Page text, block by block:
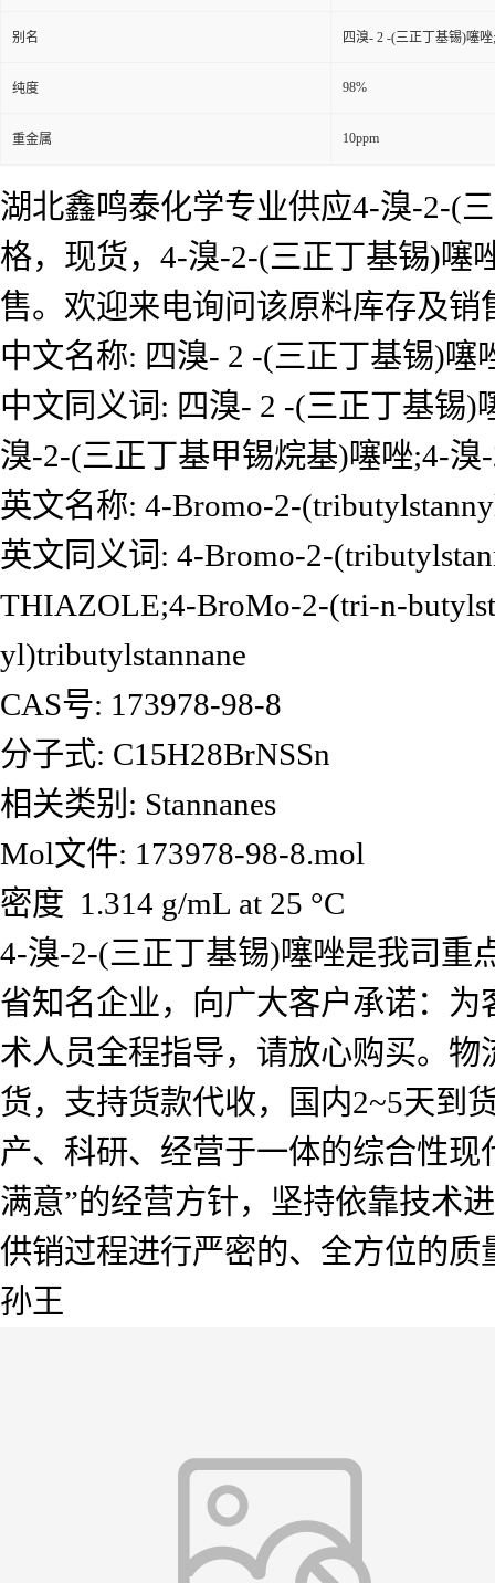
别名 四溴- 2 -(三正丁基锡)噻
纯度 98%
重金属 10ppm
湖北鑫鸣泰化学专业供应4-溴-2-(
格，现货，4-溴-2-(三正丁基锡)噻
售。欢迎来电询问该原料库存及销
中文名称: 四溴- 2 -(三正丁基锡)噻
中文同义词: 四溴- 2 -(三正丁基锡
溴-2-(三正丁基甲锡烷基)噻唑;4-
英文名称: 4-Bromo-2-
英文同义词: 4-Bromo-2-
THIAZOLE;4-BroMo-2-(tri-n-
yl)tributylstannane
CAS号: 173978-98-8
分子式: C15H28BrNSSn
相关类别: Stannanes
Mol文件: 173978-98-8.mol
密度 1.314 g/mL at 25 °C
4-溴-2-(三正丁基锡)噻唑是我司重
省知名企业，向广大客户承诺：
术人员全程指导，请放心购买。
货，支持货款代收，国内2~5天到
产、科研、经营于一体的综合性
满意”的经营方针，坚持依靠技术
供销过程进行严密的、全方位的
孙王